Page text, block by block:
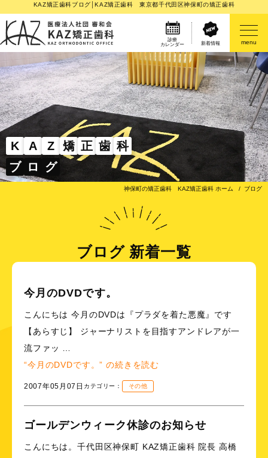
KAZ矯正歯科ブログ│KAZ矯正歯科 東京都千代田区神保町の矯正歯科
診療
カレンダー
新着情報 menu
K A Z 矯 正 歯 科
ブ ロ グ
神保町の矯正歯科 KAZ矯正歯科 ホーム ブログ
ブログ 新着一覧
今月のDVDです。
こんにちは 今月のDVDは『プラダを着た悪魔』です
【あらすじ】 ジャーナリストを目指すアンドレアが一
流ファッ …
“今月のDVDです。” の続きを読む
2007年05月07日 カテゴリー： その他
ゴールデンウィーク休診のお知らせ
こんにちは。千代田区神保町 KAZ矯正歯科 院長 高橋
医院案内
矯正歯科治療のご案内
矯正装置のご紹介
その他